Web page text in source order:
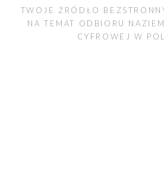
TWOJE ŹRÓDŁO
NA TEMAT ODBIORU
CYFROWEJ W